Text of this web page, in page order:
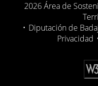
2026 Área de
• Diputación de
Privacidad